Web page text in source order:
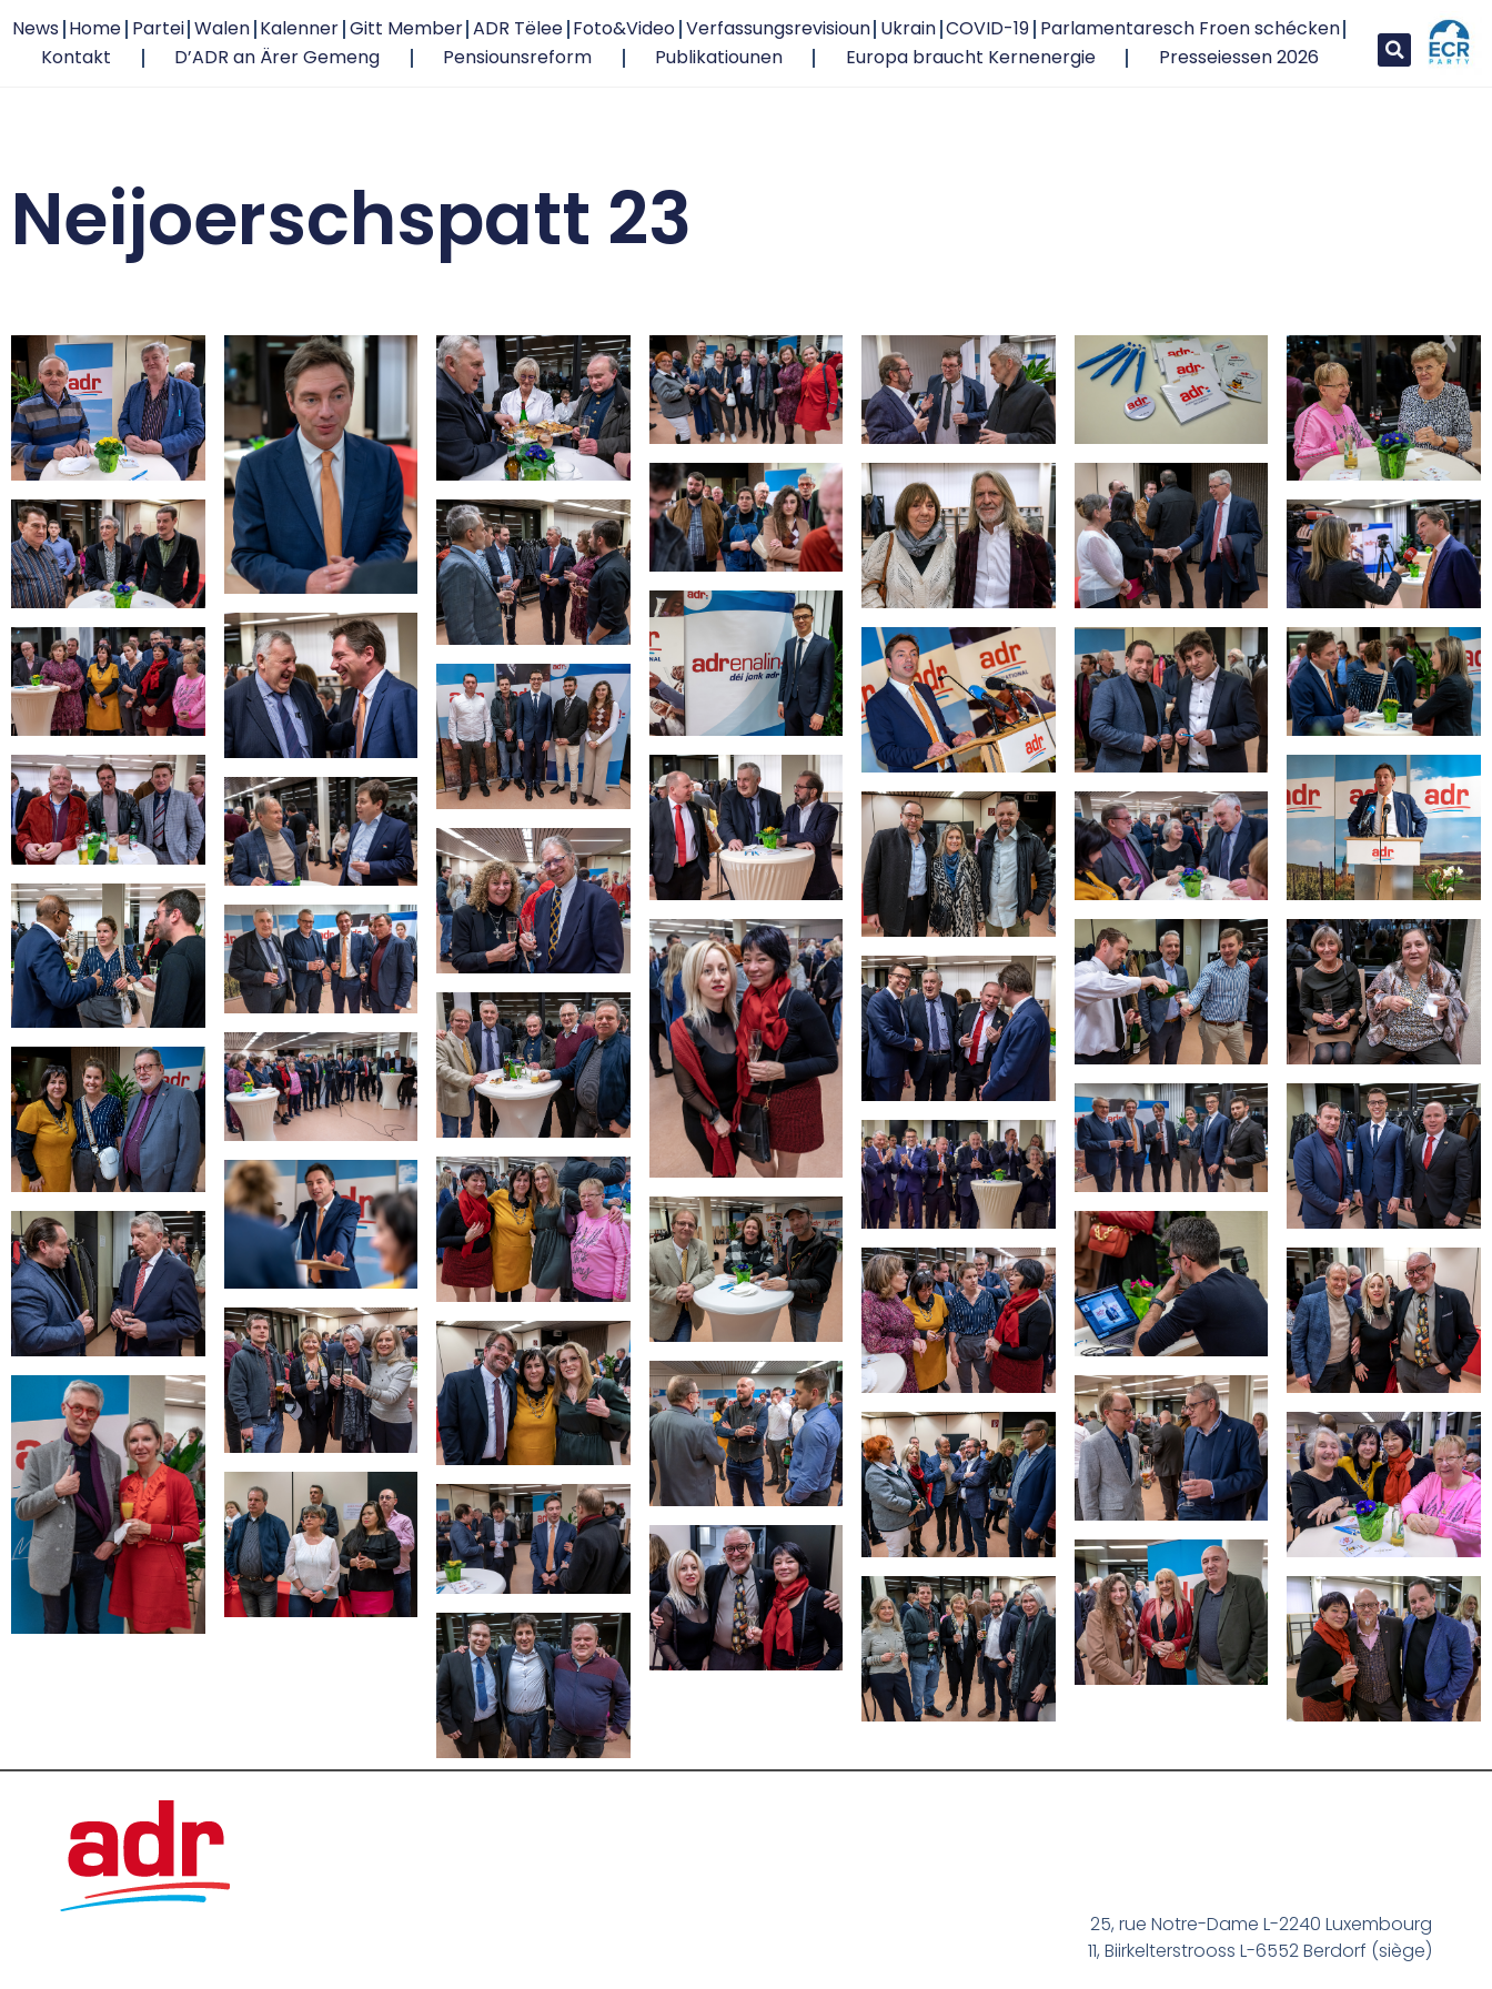
News Home Partei Walen Kalenner Gitt Member ADR Tëlee Foto&Video Verfassungsrevisioun Ukrain COVID-19 Parlamentaresch Froen schécken
Kontakt
D’ADR an Ärer Gemeng Pensiounsreform Publikatiounen Europa braucht Kernenergie Presseiessen 2026
Neijoerschspatt 23
25, rue Notre-Dame L-2240 Luxembourg
11, Biirkelterstrooss L-6552 Berdorf (siège)